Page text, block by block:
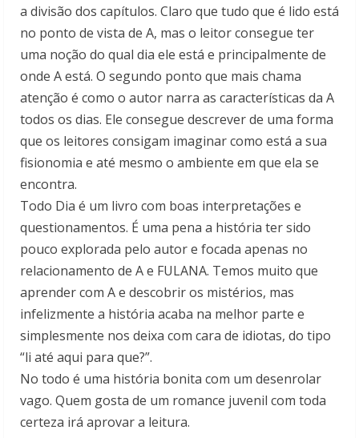
a divisão dos capítulos. Claro que tudo que é lido está
no ponto de vista de A, mas o leitor consegue ter
uma noção do qual dia ele está e principalmente de
onde A está. O segundo ponto que mais chama
atenção é como o autor narra as características da A
todos os dias. Ele consegue descrever de uma forma
que os leitores consigam imaginar como está a sua
fisionomia e até mesmo o ambiente em que ela se
encontra.
Todo Dia é um livro com boas interpretações e
questionamentos. É uma pena a história ter sido
pouco explorada pelo autor e focada apenas no
relacionamento de A e FULANA. Temos muito que
aprender com A e descobrir os mistérios, mas
infelizmente a história acaba na melhor parte e
simplesmente nos deixa com cara de idiotas, do tipo
“li até aqui para que?”.
No todo é uma história bonita com um desenrolar
vago. Quem gosta de um romance juvenil com toda
certeza irá aprovar a leitura.